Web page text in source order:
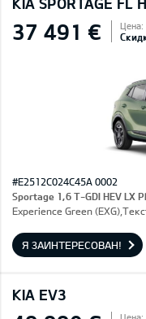
37 491 € Цена:
#E2512C024C45A 0002
Sportage 1,6 T-GDI HEV LX
Experience Green
Я ЗАИНТЕРЕСОВАН!
KIA EV3